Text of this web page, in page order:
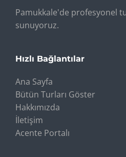
Pamukkale'de profesyonel
sunuyoruz.
Hızlı Bağlantılar
Ana Sayfa
Bütün Turları Göster
Hakkımızda
İletişim
Acente Portalı